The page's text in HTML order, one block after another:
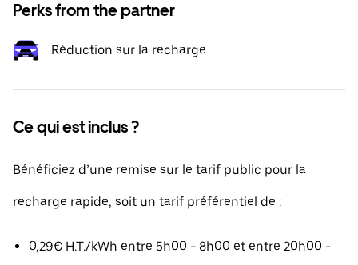
Perks from the partner
Réduction sur la recharge
Ce qui est inclus ?
Bénéficiez d’une remise sur le tarif public pour la
recharge rapide, soit un tarif préférentiel de :
0,29€ H.T./kWh entre 5h00 - 8h00 et entre 20h00 -